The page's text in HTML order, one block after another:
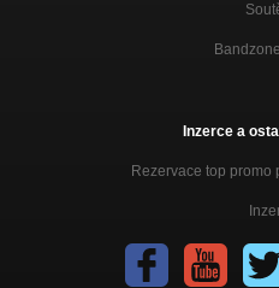
Inzerce a
Rezervace top promo